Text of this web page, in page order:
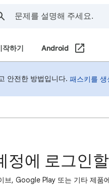
하기 Android
안전한 방법입니다. 패스키를 생
정에 로그인
브, Google Play 또는 기타 제품